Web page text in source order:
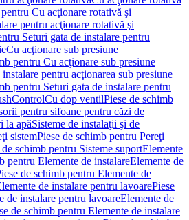
Cu acţionare rotativă şi
pentru acţionare rotativă şi
Seturi gata de instalare pentru
Cu acţionare sub presiune
pentru Cu acţionare sub presiune
instalare pentru acţionarea sub presiune
pentru Seturi gata de instalare pentru
Cu dop ventilPiese de schimb
pentru sifoane pentru căzi de
la apăSisteme de instalaţii şi de
sistemPiese de schimb pentru Pereţi
de schimb pentru Sisteme suportElemente
pentru Elemente de instalareElemente de
de schimb pentru Elemente de
de instalare pentru lavoarePiese
de instalare pentru lavoareElemente de
de schimb pentru Elemente de instalare